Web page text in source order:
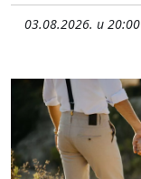
03.08.2026. u 20:00